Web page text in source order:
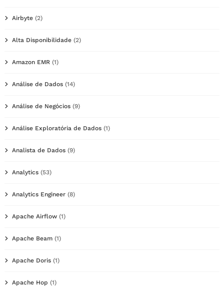
Airbyte (2)
Alta Disponibilidade (2)
Amazon EMR (1)
Análise de Dados (14)
Análise de Negócios (9)
Análise Exploratória de Dados (1)
Analista de Dados (9)
Analytics (53)
Analytics Engineer (8)
Apache Airflow (1)
Apache Beam (1)
Apache Doris (1)
Apache Hop (1)